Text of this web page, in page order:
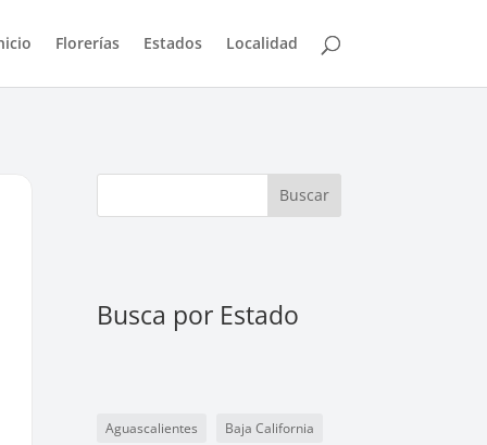
Florerías Estados Localidad
Buscar
Busca por Estado
Aguascalientes
Baja California